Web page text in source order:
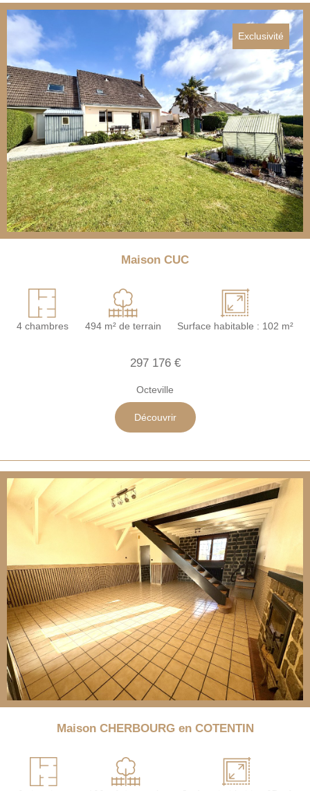
Exclusivité
Maison CUC
4 chambres 494 m² de terrain Surface habitable : 102 m²
297 176 €
Octeville
Découvrir
Maison CHERBOURG en COTENTIN